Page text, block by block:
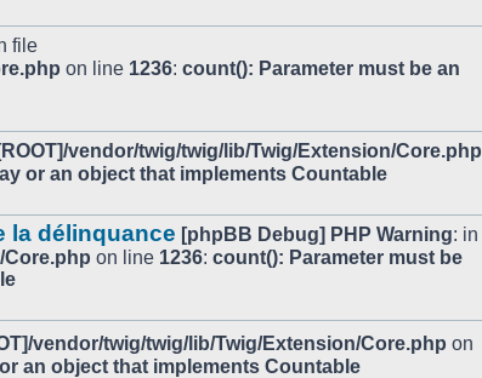
file
on line 1236: count(): Parameter must be an
[ROOT]/vendor/twig/twig/lib/Twig/Extension/Core.php
or an object that implements Countable
la délinquance [phpBB Debug] PHP Warning: in
Core.php on line 1236: count(): Parameter must be
vendor/twig/twig/lib/Twig/Extension/Core.php on
an object that implements Countable